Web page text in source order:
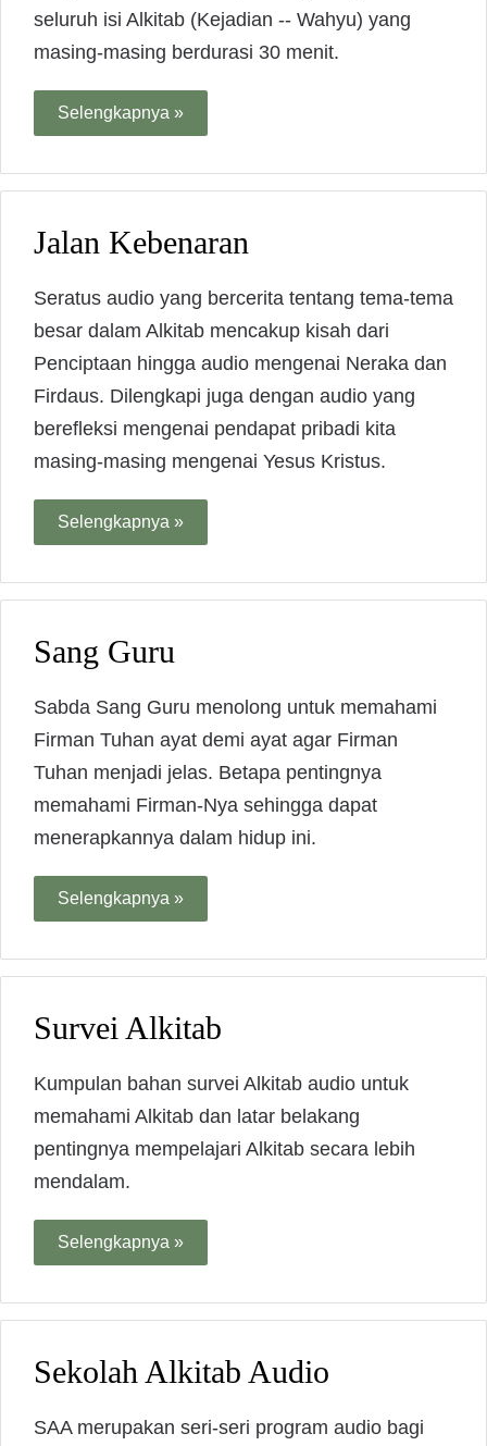
seluruh isi Alkitab (Kejadian -- Wahyu) yang
masing-masing berdurasi 30 menit.
Selengkapnya »
Jalan Kebenaran
Seratus audio yang bercerita tentang tema-tema
besar dalam Alkitab mencakup kisah dari
Penciptaan hingga audio mengenai Neraka dan
Firdaus. Dilengkapi juga dengan audio yang
berefleksi mengenai pendapat pribadi kita
masing-masing mengenai Yesus Kristus.
Selengkapnya »
Sang Guru
Sabda Sang Guru menolong untuk memahami
Firman Tuhan ayat demi ayat agar Firman
Tuhan menjadi jelas. Betapa pentingnya
memahami Firman-Nya sehingga dapat
menerapkannya dalam hidup ini.
Selengkapnya »
Survei Alkitab
Kumpulan bahan survei Alkitab audio untuk
memahami Alkitab dan latar belakang
pentingnya mempelajari Alkitab secara lebih
mendalam.
Selengkapnya »
Sekolah Alkitab Audio
SAA merupakan seri-seri program audio bagi